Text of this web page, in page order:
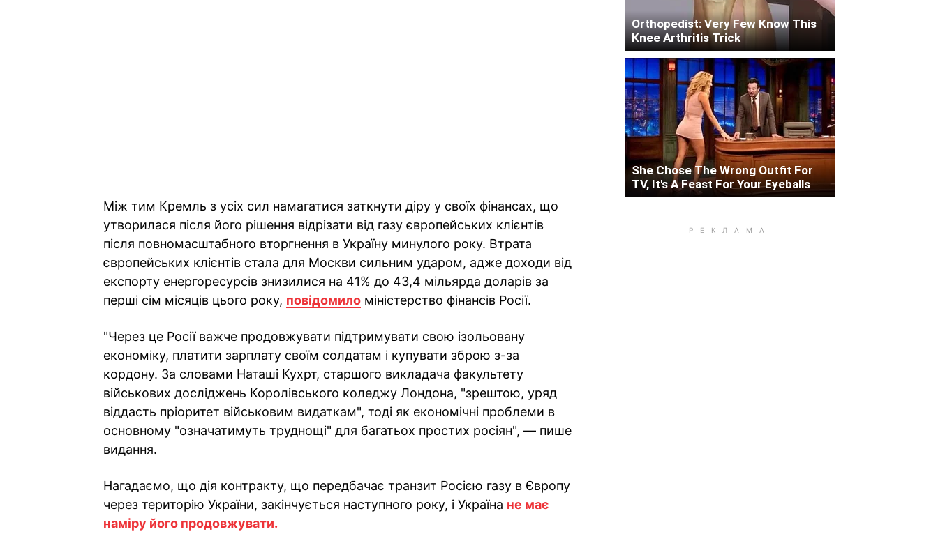
Між тим Кремль з усіх сил намагатися заткнути діру у своїх фінансах, що
утворилася після його рішення відрізати від газу європейських клієнтів
після повномасштабного вторгнення в Україну минулого року. Втрата
європейських клієнтів стала для Москви сильним ударом, адже доходи від
експорту енергоресурсів знизилися на 41% до 43,4 мільярда доларів за
перші сім місяців цього року, повідомило міністерство фінансів Росії.
"Через це Росії важче продовжувати підтримувати свою ізольовану
економіку, платити зарплату своїм солдатам і купувати зброю з-за
кордону. За словами Наташі Кухрт, старшого викладача факультету
військових досліджень Королівського коледжу Лондона, "зрештою, уряд
віддасть пріоритет військовим видаткам", тоді як економічні проблеми в
основному "означатимуть труднощі" для багатьох простих росіян", — пише
видання.
Нагадаємо, що дія контракту, що передбачає транзит Росією газу в Європу
через територію України, закінчується наступного року, і Україна не має
наміру його продовжувати.
Orthopedist: Very Few Know This
Knee Arthritis Trick
She Chose The Wrong Outfit For
TV, It's A Feast For Your Eyeballs